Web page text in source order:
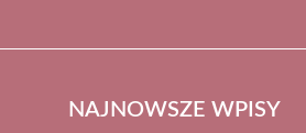
NAJNOWSZE WPISY